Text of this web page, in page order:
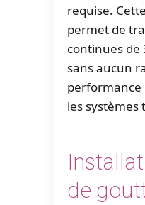
requise.
permet de
continues de
sans aucun
performance
les
de